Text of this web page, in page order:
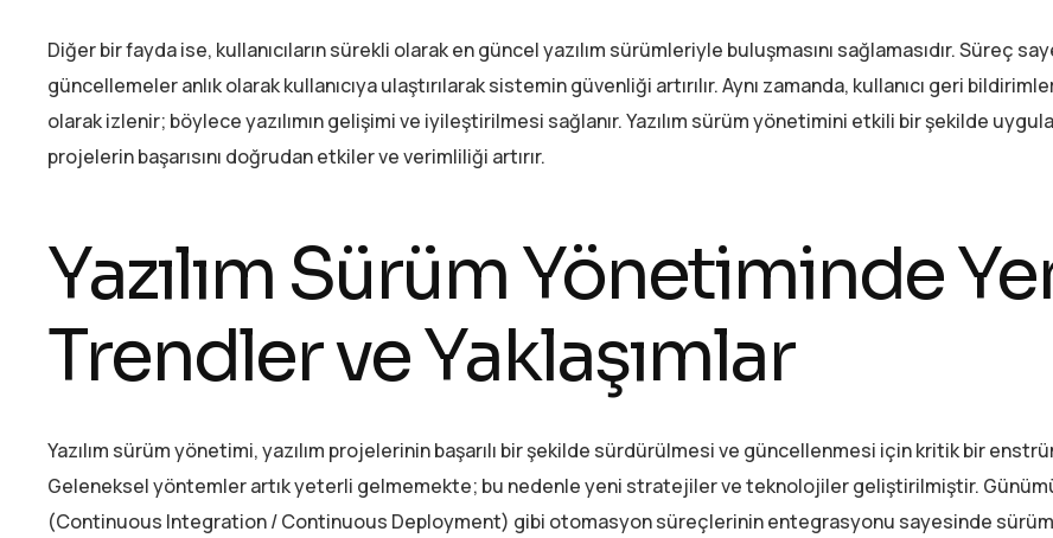
Diğer bir fayda ise, kullanıcıların sürekli olarak en güncel yazılım sürümleriyle buluşmasını sağlamasıdır. Süreç
güncellemeler anlık olarak kullanıcıya ulaştırılarak sistemin güvenliği artırılır. Aynı zamanda, kullanıcı geri
olarak izlenir; böylece yazılımın gelişimi ve iyileştirilmesi sağlanır. Yazılım sürüm yönetimini etkili bir şekilde
projelerin başarısını doğrudan etkiler ve verimliliği artırır.
Yazılım Sürüm Yönetiminde
Trendler ve Yaklaşımlar
Yazılım sürüm yönetimi, yazılım projelerinin başarılı bir şekilde sürdürülmesi ve güncellenmesi için kritik bir
Geleneksel yöntemler artık yeterli gelmemekte; bu nedenle yeni stratejiler ve teknolojiler geliştirilmiştir.
(Continuous Integration / Continuous Deployment) gibi otomasyon süreçlerinin entegrasyonu sayesinde